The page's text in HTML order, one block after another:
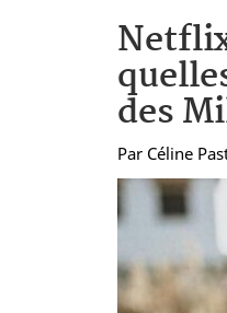
des
Par Céline